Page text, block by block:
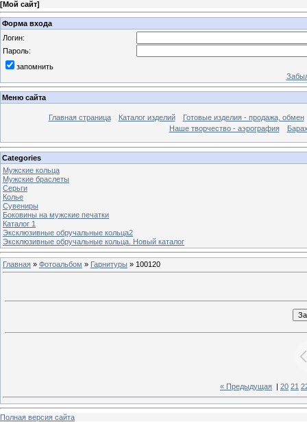
[Мой сайт]
Форма входа
Логин:
Пароль:
запомнить
Меню сайта
Главная страница Каталог изделий
Готовые изделия - продажа, обмен
Наше творчество - аэрография
Categories
Мужские кольца
Мужские браслеты
Серьги
Колье
Сувениры
Боковины на мужские печатки
Каталог 1
Эксклюзивные обручальные кольца2
Эксклюзивные обручальные кольца. Новый каталог
Главная » Фотоальбом » Гарнитуры » 100120
« Предыдущая 20 21
Полная версия сайта